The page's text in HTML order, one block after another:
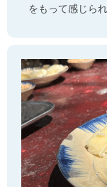
をもって感じら